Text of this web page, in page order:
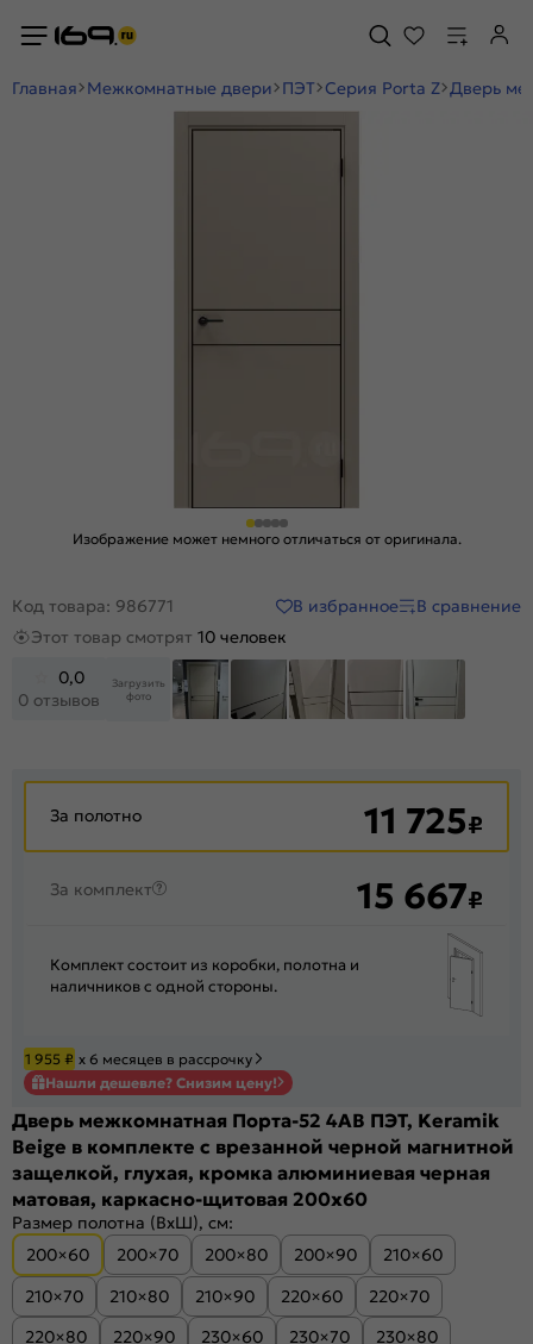
Главная Межкомнатные двери ПЭТ Серия Porta Z Дверь
Изображение может немного отличаться от оригинала.
Код товара: 986771 В избранное
В сравнение
Этот товар смотрят 10 человек
0,0
0 отзывов
Загрузить
фото
За полотно 11 725₽
За комплект 15 667₽
Комплект состоит из коробки, полотна и
наличников с одной стороны.
1 955 ₽ х 6 месяцев в рассрочку
Нашли дешевле? Снизим цену!
Дверь межкомнатная Порта-52 4AB ПЭТ, Keramik
Beige в комплекте с врезанной черной магнитной
защелкой, глухая, кромка алюминиевая черная
матовая, каркасно-щитовая 200x60
Размер полотна (ВхШ), см:
200×60
200×70 200×80 200×90
210×60
210×70
210×80 210×90 220×60
220×70
220×80
220×90 230×60 230×70
230×80